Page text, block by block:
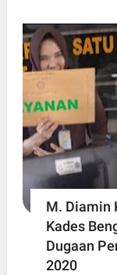
M. Diamin
Kades
Dugaan
2020